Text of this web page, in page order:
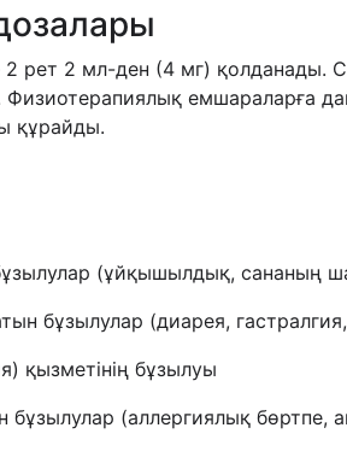
2 рет 2 мл-ден (4 мг)
емшараларға
құрайды.
(ұйқышылдық, сананың
бұзылулар (диарея,
қызметінің бұзылуы
(аллергиялық бөртпе,